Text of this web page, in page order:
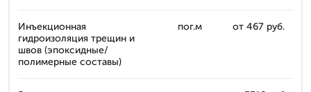
Инъекционная
гидроизоляция трещин и
швов (эпоксидные/
полимерные составы)
пог.м от 467 руб.